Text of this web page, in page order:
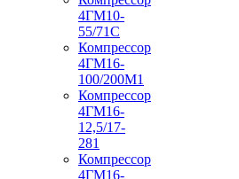
4ГМ10-
55/71С
Компрессор
4ГМ16-
100/200М1
Компрессор
4ГМ16-
12,5/17-
281
Компрессор
4ГМ16-